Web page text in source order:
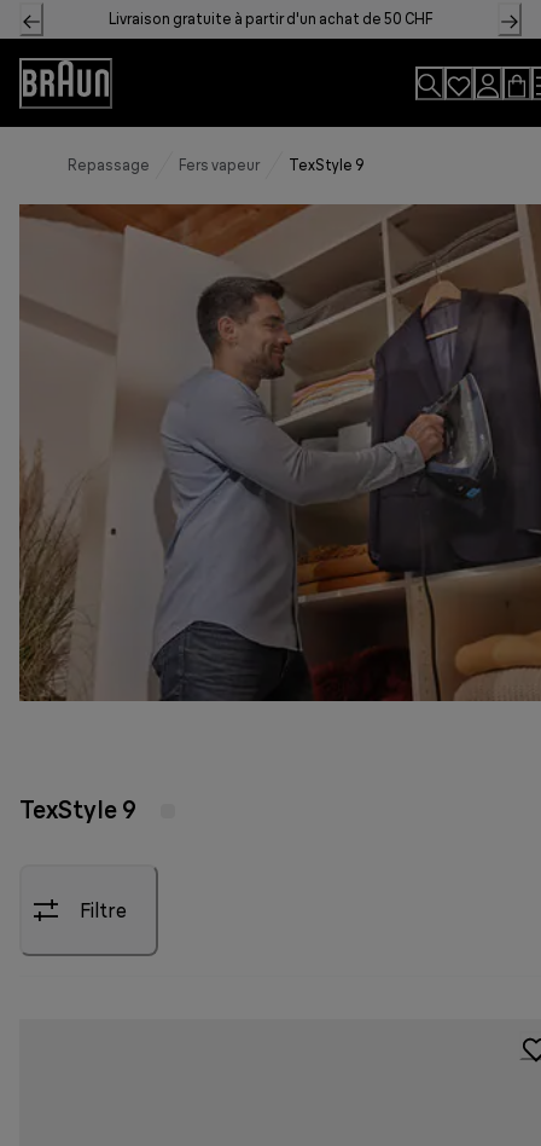
Skip
to
Content
Livraison gratuite à partir d'un achat de 50 CHF
Accessibility
Statement
Repassage Fers vapeur TexStyle 9
TexStyle 9
Filtre